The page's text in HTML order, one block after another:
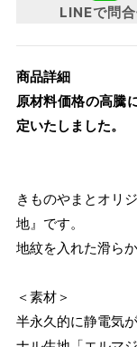
LINEで問
商品詳細
原材料価格の高
定いたしました。
きものやまとオリ
地』です。
地紋を入れた滑ら
＜素材＞
半永久的に静電気